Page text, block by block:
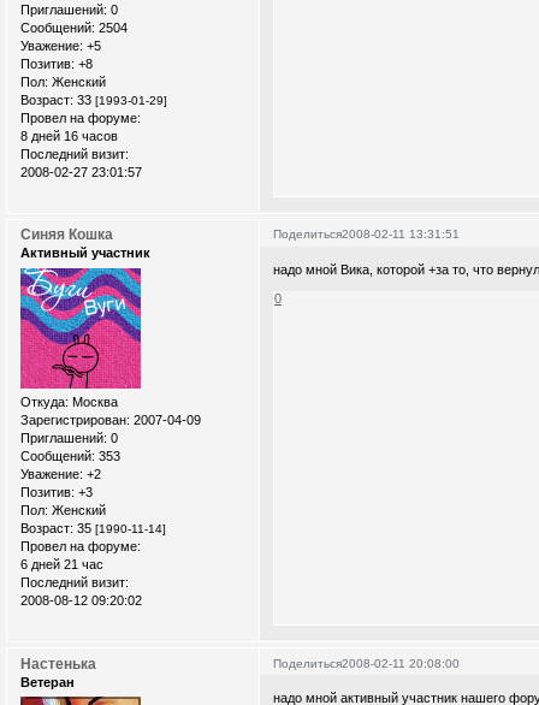
Приглашений: 0
Сообщений: 2504
Уважение: +5
Позитив: +8
Пол: Женский
Возраст: 33 [1993-01-29]
Провел на форуме:
8 дней 16 часов
Последний визит:
2008-02-27 23:01:57
Поделиться2008-02-11 13:31:51
Синяя Кошка
Активный участник
Откуда: Москва
Зарегистрирован: 2007-04-09
Приглашений: 0
Сообщений: 353
Уважение: +2
Позитив: +3
Пол: Женский
Возраст: 35 [1990-11-14]
Провел на форуме:
6 дней 21 час
Последний визит:
2008-08-12 09:20:02
надо мной Вика, которой +за то, что
0
Поделиться2008-02-11 20:08:00
Настенька
Ветеран
надо мной активный участник нашего